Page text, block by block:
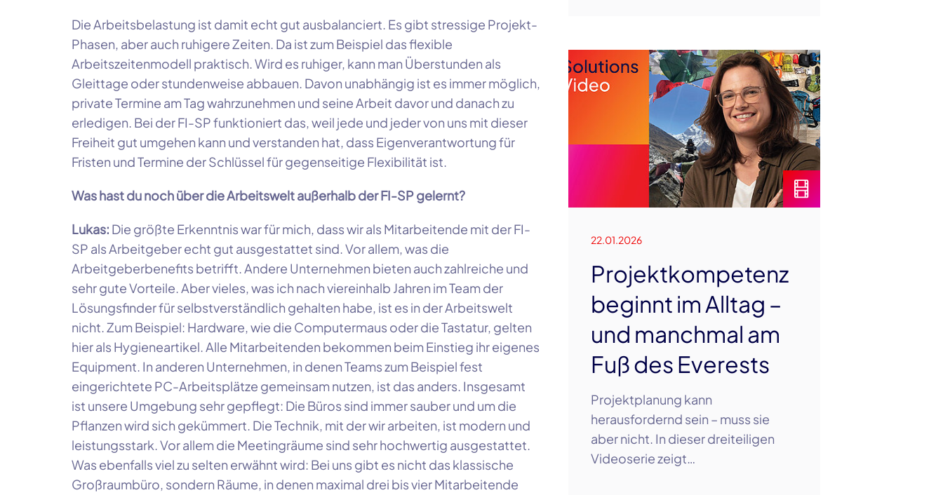
Die Arbeitsbelastung ist damit echt gut ausbalanciert. Es gibt stressige Projekt-
Phasen, aber auch ruhigere Zeiten. Da ist zum Beispiel das flexible
Arbeitszeitenmodell praktisch. Wird es ruhiger, kann man Überstunden als
Gleittage oder stundenweise abbauen. Davon unabhängig ist es immer möglich,
private Termine am Tag wahrzunehmen und seine Arbeit davor und danach zu
erledigen. Bei derFI-SPfunktioniert das, weil jede und jeder von uns mit dieser
Freiheit gut umgehen kann und verstanden hat, dass Eigenverantwortung für
Fristen und Termine der Schlüssel für gegenseitige Flexibilität ist.
Was hast du noch über die Arbeitswelt außerhalb der FI-SP gelernt?
Lukas: Die größte Erkenntnis war für mich, dass wir als Mitarbeitende mit der FI-
SP als Arbeitgeber echt gut ausgestattet sind. Vor allem, was die
Arbeitgeberbenefits betrifft. Andere Unternehmen bieten auch zahlreiche und
sehr gute Vorteile. Aber vieles, was ich nach viereinhalb Jahren im Team der
Lösungsfinder für selbstverständlich gehalten habe, ist es in der Arbeitswelt
nicht. Zum Beispiel: Hardware, wie die Computermaus oder die Tastatur, gelten
hier als Hygieneartikel. Alle Mitarbeitenden bekommen beim Einstieg ihr eigenes
Equipment. In anderen Unternehmen, in denen Teams zum Beispiel fest
eingerichtete PC-Arbeitsplätze gemeinsam nutzen, ist das anders. Insgesamt
ist unsere Umgebung sehr gepflegt: Die Büros sind immer sauber und um die
Pflanzen wird sich gekümmert. Die Technik, mit der wir arbeiten, ist modern und
leistungsstark. Vor allem die Meetingräume sind sehr hochwertig ausgestattet.
Was ebenfalls viel zu selten erwähnt wird: Bei uns gibt es nicht das klassische
Großraumbüro, sondern Räume, in denen maximal drei bis vier Mitarbeitende
22.01.2026
Projektkompetenz
beginnt im Alltag –
und manchmal am
Fuß des Everests
Projektplanung kann
herausfordernd sein – muss sie
aber nicht. In dieser dreiteiligen
Videoserie zeigt…